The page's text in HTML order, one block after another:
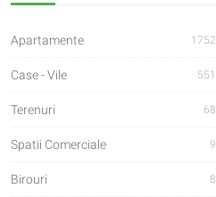
Apartamente 1752
Case - Vile 551
Terenuri 68
Spatii Comerciale 9
Birouri 8